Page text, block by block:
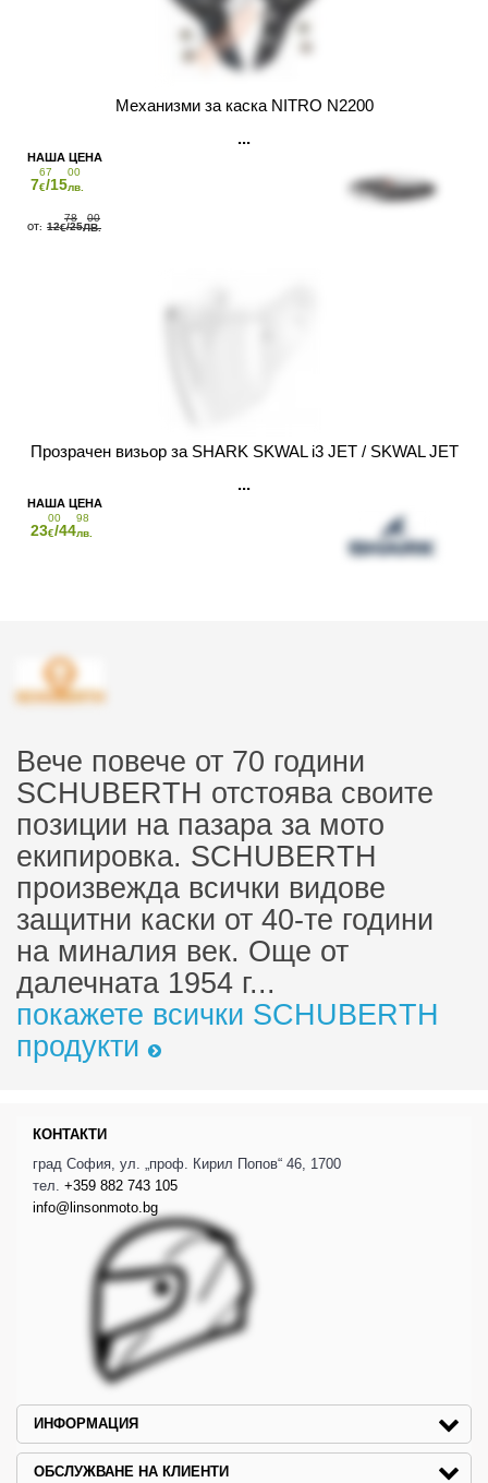
Вече повече от 70 години
SCHUBERTH отстоява своите
позиции на пазара за мото
екипировка. SCHUBERTH
произвежда всички видове
защитни каски от 40-те години
на миналия век. Още от
далечната 1954 г...
покажете всички SCHUBERTH
продукти
Механизми за каска NITRO N2200
7
67
€/15
00
лв.
12
78
€/25
00
ЛВ.
Прозрачен визьор за SHARK SKWAL i3 JET / SKWAL JET
23
00
€/44
98
лв.
КОНТАКТИ
град София, ул. „проф. Кирил Попов“ 46, 1700
тел. +359 882 743 105
info@linsonmoto.bg
ИНФОРМАЦИЯ
ОБСЛУЖВАНЕ НА КЛИЕНТИ